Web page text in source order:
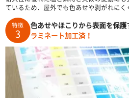
ているため、屋外でも色あせや剥がれにく
特徴
3
色あせやほこりから表面を保護
ラミネート加工済！